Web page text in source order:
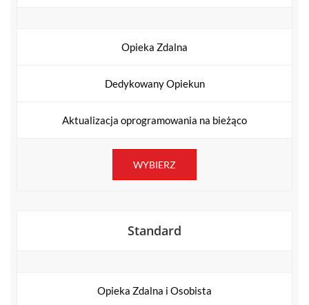
Opieka Zdalna
Dedykowany Opiekun
Aktualizacja oprogramowania na bieżąco
WYBIERZ
Standard
Opieka Zdalna i Osobista